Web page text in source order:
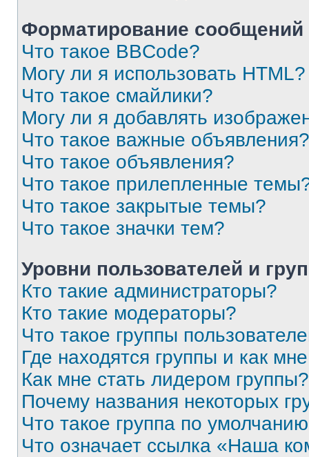
Форматирование
Что такое BBCode?
Могу ли я использовать HTML?
Что такое смайлики?
Могу ли я добавлять
Что такое важные объявления?
Что такое объявления?
Что такое прилепленные
Что такое закрытые темы?
Что такое значки тем?
Уровни пользователей и
Кто такие администраторы?
Кто такие модераторы?
Что такое группы
Где находятся группы и как
Как мне стать лидером группы?
Почему названия некоторых
Что такое группа по
Что означает ссылка «Наша